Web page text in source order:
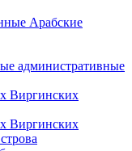
Арабские
административные
Виргинских
Виргинских